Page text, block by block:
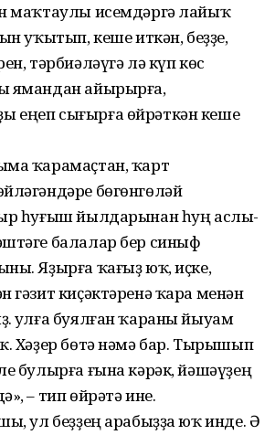
маҡтаулы исемдәргә лайыҡ
уҡытып, кеше иткән, беҙҙе,
тәрбиәләүгә лә күп көс
ямандан айырырға,
еңеп сығырға өйрәткән кеше
ҡарамаҫтан, ҡарт
бөгөнгөләй
һуғыш йылдарынан һуң аслы-
балалар бер синыф
Яҙырға ҡағыҙ юҡ, иҫке,
гәзит киҫәктәренә ҡара менән
Ҡулға буялған ҡараны йыуам
Хәҙер бөтә нәмә бар. Тырышып
булырға ғына кәрәк, йәшәүҙең
– тип өйрәтә ине.
ул беҙҙең арабыҙҙа юҡ инде. Ә